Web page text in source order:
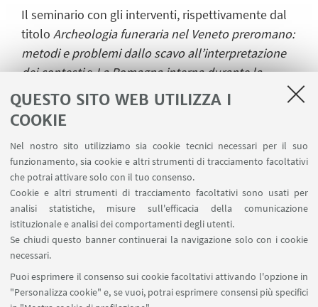
QUESTO SITO WEB UTILIZZA I
COOKIE
Nel nostro sito utilizziamo sia cookie tecnici necessari per il suo
funzionamento, sia cookie e altri strumenti di tracciamento facoltativi
che potrai attivare solo con il tuo consenso.
Cookie e altri strumenti di tracciamento facoltativi sono usati per
analisi statistiche, misure sull'efficacia della comunicazione
istituzionale e analisi dei comportamenti degli utenti.
Se chiudi questo banner continuerai la navigazione solo con i cookie
necessari.
Puoi esprimere il consenso sui cookie facoltativi attivando l'opzione in
"Personalizza cookie" e, se vuoi, potrai esprimere consensi più specifici
Il seminario con gli interventi, rispettivamente dal
titolo Archeologia funeraria nel Veneto preromano:
metodi e problemi dallo scavo all’interpretazione
dei contestieLa Romagna interna durante la
seconda età del ferro. Storia e archeologia dei
cosiddetti Umbri romagnoli, si svolgeranno
durante la lezione pomeridiana della prof.ssa
Pizzirani a partire dalle ore 14:00.
La partecipazione è aperta a tutti gli allievi
interessati, anche esterni al corso.
IN EVIDENZA
LOCANDINA DELL'EVENTO [ .pdf 1117Kb ]